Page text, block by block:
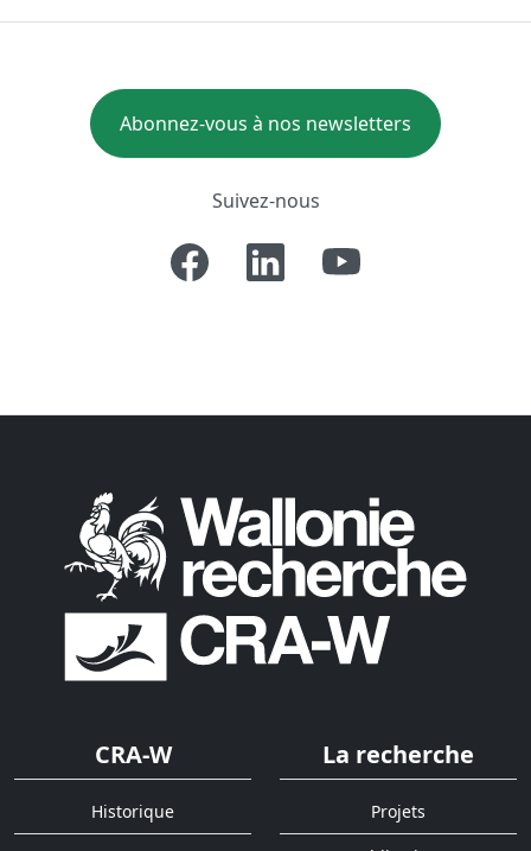
Abonnez-vous à nos newsletters
Suivez-nous
CRA-W
Historique
La recherche
Projets